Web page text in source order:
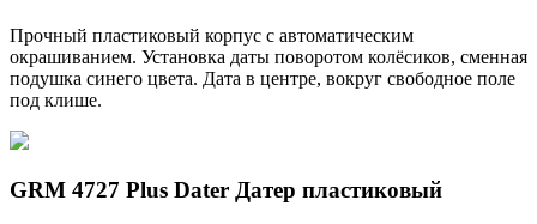
Прочный пластиковый корпус с автоматическим
окрашиванием. Установка даты поворотом колёсиков, сменная
подушка синего цвета. Дата в центре, вокруг свободное поле
под клише.
GRM 4727 Plus Dater Датер пластиковый